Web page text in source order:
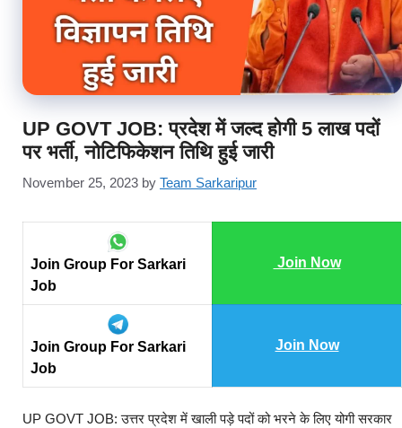
UP GOVT JOB: प्रदेश में जल्द होगी 5 लाख पदों
पर भर्ती, नोटिफिकेशन तिथि हुई जारी
November 25, 2023 by Team Sarkaripur
Join Group For Sarkari
Job
Join Now
Join Group For Sarkari
Job
Join Now
UP GOVT JOB: उत्तर प्रदेश में खाली पड़े पदों को भरने के लिए योगी सरकार